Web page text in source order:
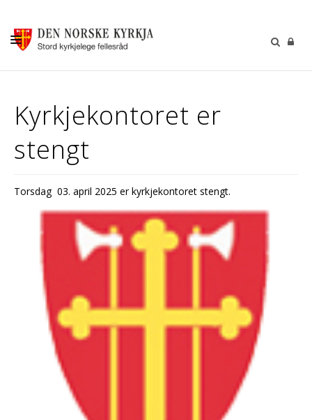
GUDSTENESTER
BARN OG UNGDOM
SOKNERÅDA
INFORMASJON
KONTAKT OSS
GI EI GÅVE
Kyrkjekontoret er
stengt
Torsdag 03. april 2025 er kyrkjekontoret stengt.